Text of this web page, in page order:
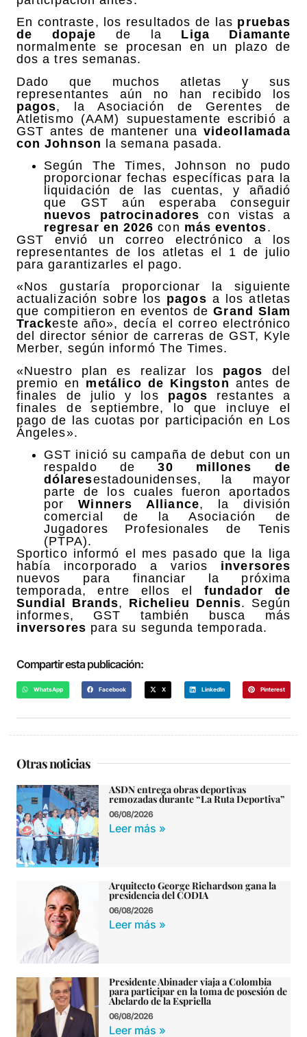
En contraste, los resultados de las pruebas
de dopaje de la Liga Diamante
normalmente se procesan en un plazo de
dos a tres semanas.
Dado que muchos atletas y sus
representantes aún no han recibido los
pagos, la Asociación de Gerentes de
Atletismo (AAM) supuestamente escribió a
GST antes de mantener unavideollamada
con Johnson la semana pasada.
Según The Times, Johnson no pudo
proporcionar fechas específicas para la
liquidación de las cuentas, y añadió
que GST aún esperaba conseguir
nuevos patrocinadores con vistas a
regresar en 2026 con más eventos.
GST envió un correo electrónico a los
representantes de los atletas el 1 de julio
para garantizarles el pago.
«Nos gustaría proporcionar la siguiente
actualización sobre los pagos a los atletas
que compitieron en eventos deGrand Slam
Trackeste año», decía el correo electrónico
del director sénior de carreras de GST, Kyle
Merber, según informó The Times.
«Nuestro plan es realizar los pagos del
premio en metálico de Kingston antes de
finales de julio y los pagos restantes a
finales de septiembre, lo que incluye el
pago de las cuotas por participación en Los
Ángeles».
GST inició su campaña de debut con un
respaldo de30 millones de
dólaresestadounidenses, la mayor
parte de los cuales fueron aportados
porWinners Alliance, la división
comercial de la Asociación de
Jugadores Profesionales de Tenis
(PTPA).
Sportico informó el mes pasado que la liga
había incorporado a varios inversores
nuevos para financiar la próxima
temporada, entre ellos el fundador de
Sundial Brands, Richelieu Dennis. Según
informes, GST también busca más
inversores para su segunda temporada.
Compartir esta publicación:
WhatsApp Facebook X LinkedIn Pinterest
Otras noticias
ASDN entrega obras deportivas
remozadas durante “La Ruta Deportiva”
06/08/2026
Leer más »
Arquitecto George Richardson gana la
presidencia del CODIA
06/08/2026
Leer más »
Presidente Abinader viaja a Colombia
para participar en la toma de posesión de
Abelardo de la Espriella
06/08/2026
Leer más »